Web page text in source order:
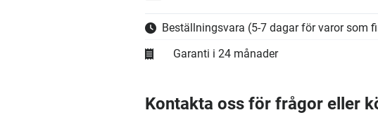
Beställningsvara (5-7 dagar för varor som
Garanti i 24 månader
Kontakta oss för frågor eller